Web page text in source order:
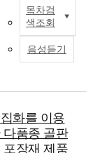
목차검
색조회
음성듣기
화를 이용
다품종 골판
포장재 제품